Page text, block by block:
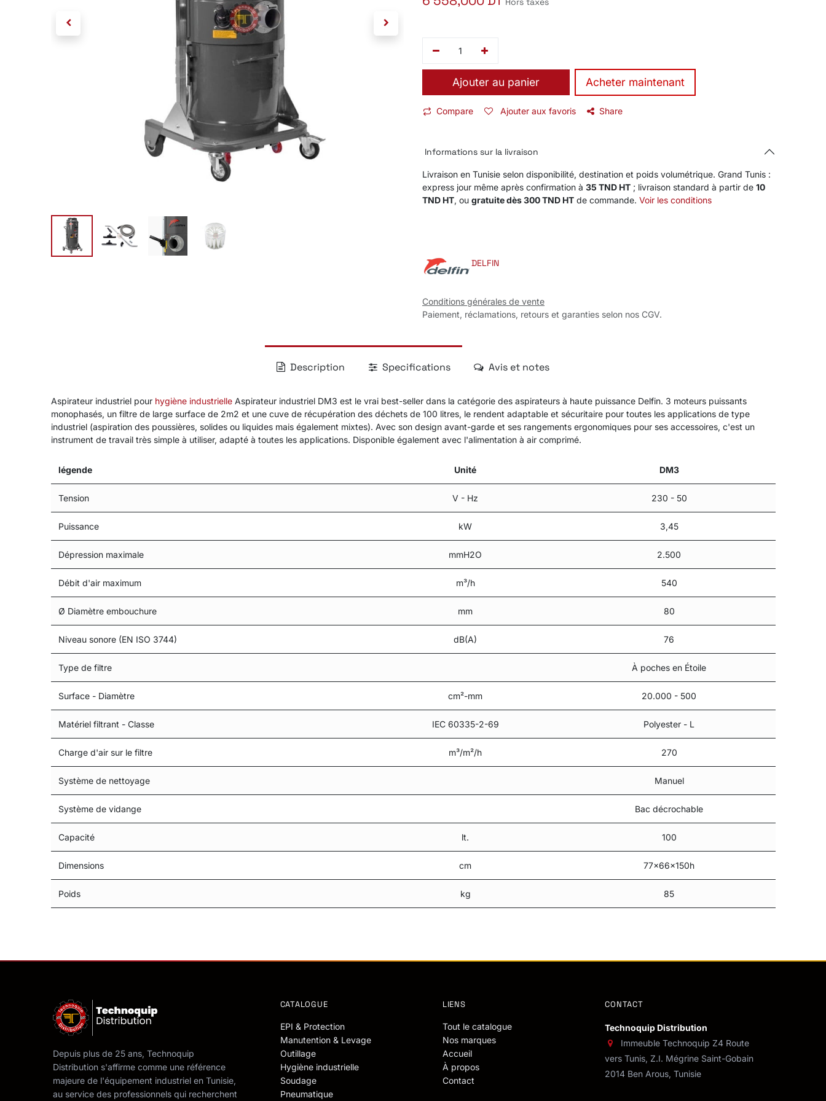
Ajouter au panier ​Acheter maintenant
Compare Ajouter aux favoris Share
Informations sur la livraison
Livraison en Tunisie selon disponibilité, destination et poids volumétrique. Grand Tunis :
express jour même après confirmation à 35 TND HT ; livraison standard à partir de 10
TND HT, ou gratuite dès 300 TND HT de commande. Voir les conditions
DELFIN
Conditions générales de vente
Paiement, réclamations, retours et garanties selon nos CGV.
Description Specifications Avis et notes
Aspirateur industriel pour hygiène industrielleAspirateur industriel DM3 est le vrai best-seller dans la catégorie des aspirateurs à haute puissance Delfin. 3 moteurs puissants
monophasés, un filtre de large surface de 2m2 et une cuve de récupération des déchets de 100 litres, le rendent adaptable et sécuritaire pour toutes les applications de type
industriel (aspiration des poussières, solides ou liquides mais également mixtes). Avec son design avant-garde et ses rangements ergonomiques pour ses accessoires, c'est un
instrument de travail très simple à utiliser, adapté à toutes les applications. Disponible également avec l'alimentation à air comprimé.
légende Unité DM3
Tension V - Hz 230 - 50
Puissance kW 3,45
Dépression maximale mmH2O 2.500
Débit d'air maximum m³/h 540
Ø Diamètre embouchure mm 80
Niveau sonore (EN ISO 3744) dB(A) 76
Type de filtre À poches en Étoile
Surface - Diamètre cm²-mm 20.000 - 500
Matériel filtrant - Classe IEC 60335-2-69 Polyester - L
Charge d'air sur le filtre m³/m²/h 270
Système de nettoyage Manuel
Système de vidange Bac décrochable
Capacité lt. 100
Dimensions cm 77x66x150h
Poids kg 85
Depuis plus de 25 ans, Technoquip
Distribution s'affirme comme une référence
majeure de l'équipement industriel en Tunisie,
au service des professionnels qui recherchent
CATALOGUE
EPI & Protection
Manutention & Levage
Outillage
Hygiène industrielle
Soudage
Pneumatique
LIENS
Tout le catalogue
Nos marques
Accueil
À propos
Contact
CONTACT
Technoquip Distribution
Immeuble Technoquip Z4 Route
vers Tunis, Z.I. Mégrine Saint-Gobain
2014 Ben Arous, Tunisie